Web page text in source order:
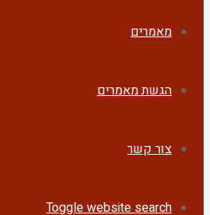
מאמרים
הגשת מאמרים
צור קשר
Toggle website search